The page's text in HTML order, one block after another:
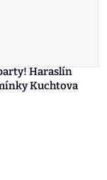
Haraslín
Kuchtova